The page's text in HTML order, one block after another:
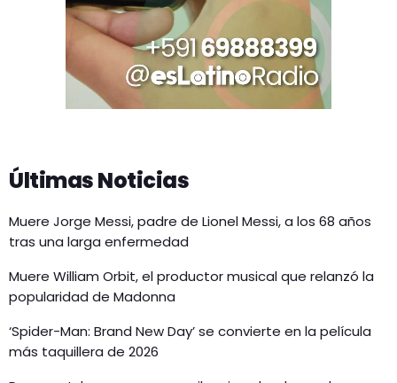
Últimas Noticias
Muere Jorge Messi, padre de Lionel Messi, a los 68 años
tras una larga enfermedad
Muere William Orbit, el productor musical que relanzó la
popularidad de Madonna
‘Spider-Man: Brand New Day’ se convierte en la película
más taquillera de 2026